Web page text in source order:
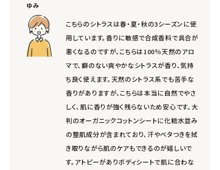
ゆみ
こちらのシトラスは春・夏・秋の3シーズンに使
用しています。香りに敏感で合成香料で具合が
悪くなるのですが、こちらは100％天然のアロ
マで、癖のない爽やかなシトラスが香り、気持
ち良く使えます。天然のシトラス系でも苦手な
香りがありますが、こちらは本当に自然でやさ
しく、肌に香りが強く残らないため安心です。大
判のオーガニックコットンシートに化粧水並み
の整肌成分が含まれており、汗やベタつきを拭
き取りながら肌のケアもできるのが嬉しいで
す。アトピーがありボディシートで肌に合わな